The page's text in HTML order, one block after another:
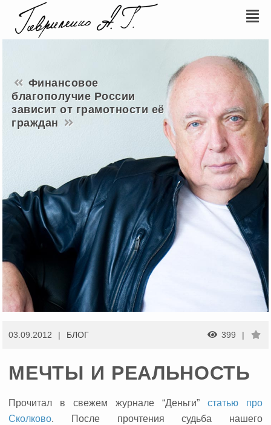
Финансовое
благополучие России
зависит от грамотности её
граждан
03.09.2012 БЛОГ 399
МЕЧТЫ И РЕАЛЬНОСТЬ
Прочитал в свежем журнале “Деньги” статью про
Сколково. После прочтения судьба нашего